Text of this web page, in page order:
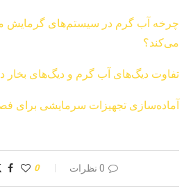
چرخه آب گرم در سیستم‌های گرمایش
می‌کند؟
تفاوت دیگ‌های آب گرم و دیگ‌های
آماده‌سازی تجهیزات سرمایشی برای
0 نظرات 0